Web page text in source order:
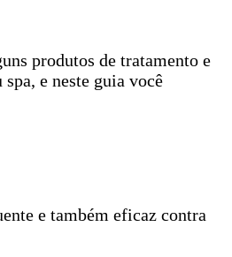
produtos de tratamento e
e neste guia você
e também eficaz contra